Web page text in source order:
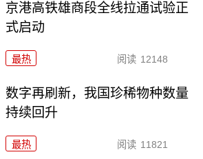
京港高铁雄商段全线拉通试验正
式启动
最热 阅读 12148
数字再刷新，我国珍稀物种数量
持续回升
最热 阅读 11821